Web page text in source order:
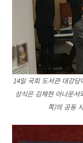
14일 국회 도서관 대강
상식은 김채현 아나운
쪽)의 공동